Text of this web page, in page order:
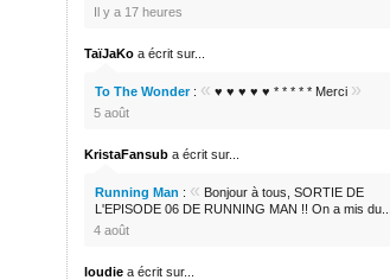
Il y a 17 heures
TaïJaKo a écrit sur...
To The Wonder: « ♥ ♥ ♥ ♥ ♥ * * * * * Merci »
5 août
KristaFansub a écrit sur...
Running Man : « Bonjour à tous, SORTIE DE
L'EPISODE 06 DE RUNNING MAN !! On a mis du...
4 août
loudie a écrit sur...